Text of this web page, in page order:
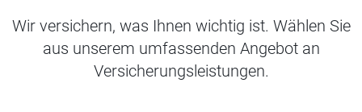
Wir versichern, was Ihnen wichtig ist. Wählen Sie
aus unserem umfassenden Angebot an
Versicherungsleistungen.